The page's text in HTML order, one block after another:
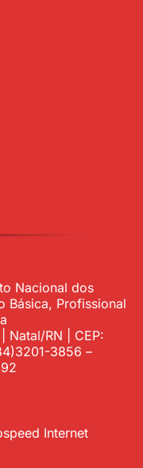
Nacional dos
Básica, Profissional
Natal/RN | CEP:
3856 –
Internet